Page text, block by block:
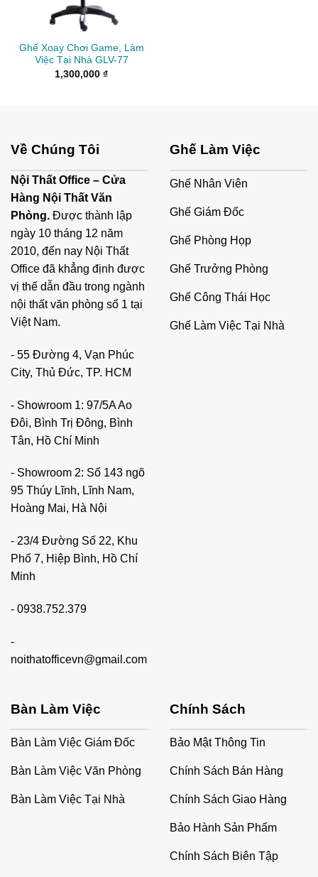
Ghế Xoay Chơi Game, Làm
Việc Tại Nhà GLV-77
1,300,000 ₫
Về Chúng Tôi
Nội Thất Office – Cửa
Hàng Nội Thất Văn
Phòng. Được thành lập
ngày 10 tháng 12 năm
2010, đến nay Nội Thất
Office đã khẳng định được
vị thế dẫn đầu trong ngành
nội thất văn phòng số 1 tại
Việt Nam.
- 55 Đường 4, Vạn Phúc
City, Thủ Đức, TP. HCM
- Showroom 1: 97/5A Ao
Đôi, Bình Trị Đông, Bình
Tân, Hồ Chí Minh
- Showroom 2: Số 143 ngõ
95 Thúy Lĩnh, Lĩnh Nam,
Hoàng Mai, Hà Nội
- 23/4 Đường Số 22, Khu
Phố 7, Hiệp Bình, Hồ Chí
Minh
- 0938.752.379
-
noithatofficevn@gmail.com
Ghế Làm Việc
Ghế Nhân Viên
Ghế Giám Đốc
Ghế Phòng Họp
Ghế Trưởng Phòng
Ghế Công Thái Học
Ghế Làm Việc Tại Nhà
Bàn Làm Việc
Bàn Làm Việc Giám Đốc
Bàn Làm Việc Văn Phòng
Bàn Làm Việc Tại Nhà
Chính Sách
Bảo Mật Thông Tin
Chính Sách Bán Hàng
Chính Sách Giao Hàng
Bảo Hành Sản Phẩm
Chính Sách Biên Tập